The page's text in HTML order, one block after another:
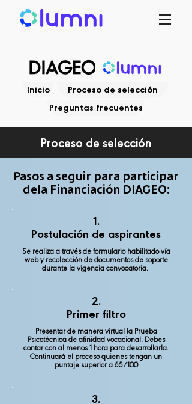
Inicio
Proceso de selección
Preguntas frecuentes
Proceso de selección
Pasos a seguir para participar
dela Financiación DIAGEO:
1.
Postulación de aspirantes
Se realiza a través de formulario habilitado vía
web y recolección de documentos de soporte
durante la vigencia convocatoria.
2.
Primer filtro
Presentar de manera virtual la Prueba
Psicotécnica de afinidad vocacional. Debes
contar con al menos 1 hora para desarrollarla.
Continuará el proceso quienes tengan un
puntaje superior a 65/100
3.